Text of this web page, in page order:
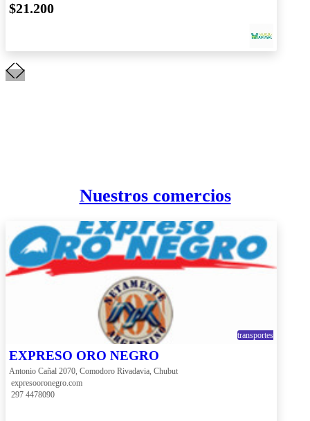
$21.200
Nuestros comercios
transportes
EXPRESO ORO NEGRO
Antonio Cañal 2070, Comodoro Rivadavia, Chubut
expresooronegro.com
297 4478090